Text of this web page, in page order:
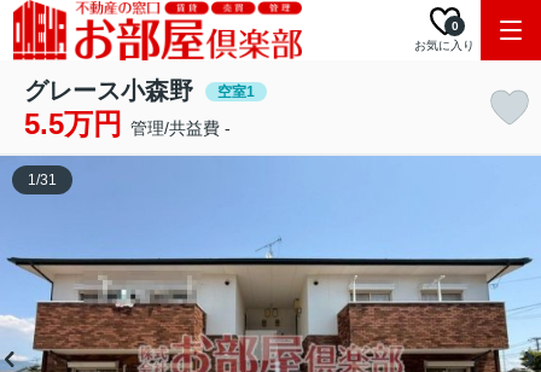
お気に入り
0
グレース小森野 空室1
5.5万円 管理/共益費 -
1/31